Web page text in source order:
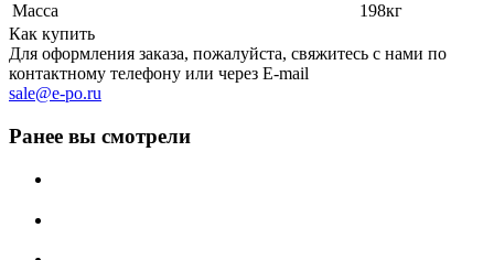
Масса
198кг
Как купить
Для оформления заказа, пожалуйста, свяжитесь с нами по
контактному телефону или через E-mail
sale@e-po.ru
Ранее вы смотрели